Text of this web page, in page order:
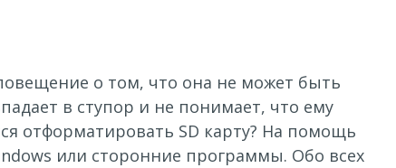
о том, что она не может быть
в ступор и не понимает, что ему
отформатировать SD карту? На помощь
или сторонние программы. Обо всех